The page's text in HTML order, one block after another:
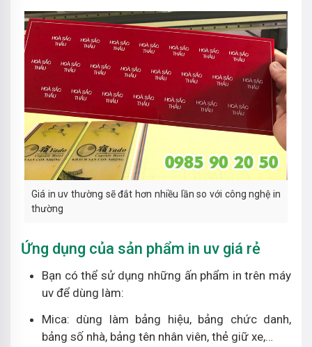
Giá in uv thường sẽ đắt hơn nhiều lần so với công nghệ in
thường
Ứng dụng của sản phẩm in uv giá rẻ
Bạn có thể sử dụng những ấn phẩm in trên máy
uv để dùng làm:
Mica: dùng làm bảng hiệu, bảng chức danh,
bảng số nhà, bảng tên nhân viên, thẻ giữ xe,…